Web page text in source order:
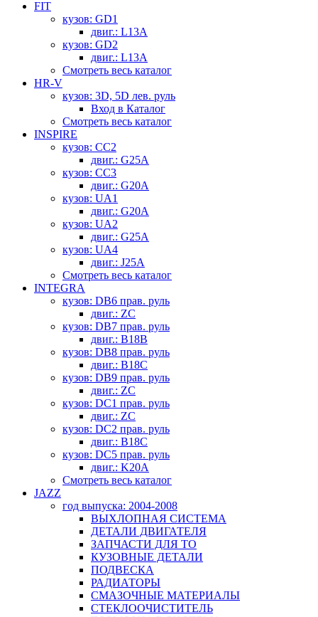
FIT
кузов: GD1
двиг.: L13A
кузов: GD2
двиг.: L13A
Смотреть весь каталог
HR-V
кузов: 3D, 5D лев. руль
Вход в Каталог
Смотреть весь каталог
INSPIRE
кузов: CC2
двиг.: G25A
кузов: CC3
двиг.: G20A
кузов: UA1
двиг.: G20A
кузов: UA2
двиг.: G25A
кузов: UA4
двиг.: J25A
Смотреть весь каталог
INTEGRA
кузов: DB6 прав. руль
двиг.: ZC
кузов: DB7 прав. руль
двиг.: B18B
кузов: DB8 прав. руль
двиг.: B18C
кузов: DB9 прав. руль
двиг.: ZC
кузов: DC1 прав. руль
двиг.: ZC
кузов: DC2 прав. руль
двиг.: B18C
кузов: DC5 прав. руль
двиг.: K20A
Смотреть весь каталог
JAZZ
год выпуска: 2004-2008
ВЫХЛОПНАЯ СИСТЕМА
ДЕТАЛИ ДВИГАТЕЛЯ
ЗАПЧАСТИ ДЛЯ ТО
КУЗОВНЫЕ ДЕТАЛИ
ПОДВЕСКА
РАДИАТОРЫ
СМАЗОЧНЫЕ МАТЕРИАЛЫ
СТЕКЛООЧИСТИТЕЛЬ